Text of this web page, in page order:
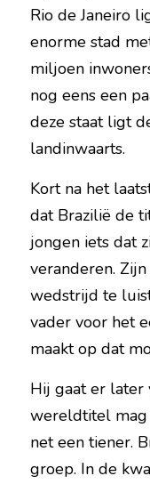
Rio de Janeiro
enorme stad
miljoen
nog eens een
deze staat ligt
landinwaarts.
Kort na het
dat Brazilië de
jongen iets dat
veranderen.
wedstrijd te
vader voor het
maakt op dat
Hij gaat er later
wereldtitel mag
net een tiener.
groep. In de